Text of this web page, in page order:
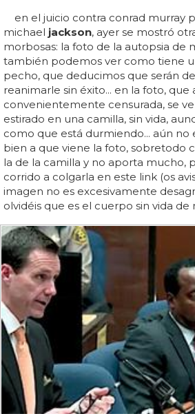
en el juicio contra conrad murray
michael jackson, ayer se mostró
morbosas: la foto de la autopsia de
también podemos ver como tiene
pecho, que deducimos que serán
reanimarle sin éxito... en la foto, que
convenientemente censurada, se
estirado en una camilla, sin vida,
como que está durmiendo... aún
bien a que viene la foto, sobretodo
la de la camilla y no aporta mucho,
corrido a colgarla en este link (os
imagen no es excesivamente
olvidéis que es el cuerpo sin vida de